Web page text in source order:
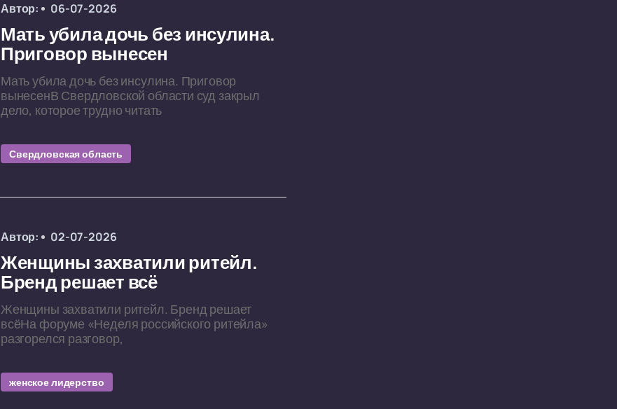
Автор: 06-07-2026
Мать убила дочь без инсулина.
Приговор вынесен
Мать убила дочь без инсулина. Приговор
вынесенВ Свердловской области суд закрыл
дело, которое трудно читать
Свердловская область
Автор: 02-07-2026
Женщины захватили ритейл.
Бренд решает всё
Женщины захватили ритейл. Бренд решает
всёНа форуме «Неделя российского ритейла»
разгорелся разговор,
женское лидерство